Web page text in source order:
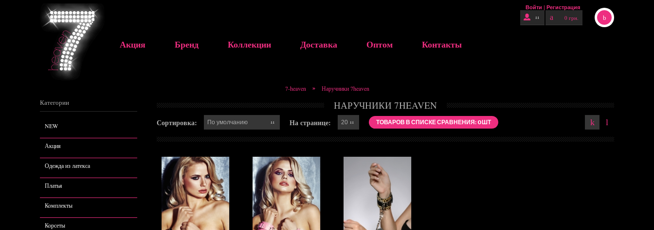
Войти | Регистрация
0 грн.
Акция Бренд Коллекции Доставка Оптом Контакты
7-heaven » Наручники 7heaven
Категории
NEW
Акция
Одежда из латекса
Платья
Комплекты
Корсеты
НАРУЧНИКИ 7HEAVEN
Сортировка: На странице: ТОВАРОВ В СПИСКЕ СРАВНЕНИЯ: 0 ШТ